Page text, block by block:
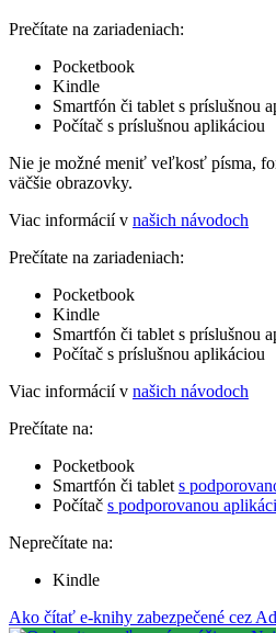
Prečítate na zariadeniach:
Pocketbook
Kindle
Smartfón či tablet s príslušnou
Počítač s príslušnou aplikáciou
Nie je možné meniť veľkosť písma,
väčšie obrazovky.
Viac informácií v našich návodoch
Prečítate na zariadeniach:
Pocketbook
Kindle
Smartfón či tablet s príslušnou
Počítač s príslušnou aplikáciou
Viac informácií v našich návodoch
Prečítate na:
Pocketbook
Smartfón či tablet s
Počítač s podporovanou
Neprečítate na:
Kindle
Ako čítať e-knihy zabezpečené cez